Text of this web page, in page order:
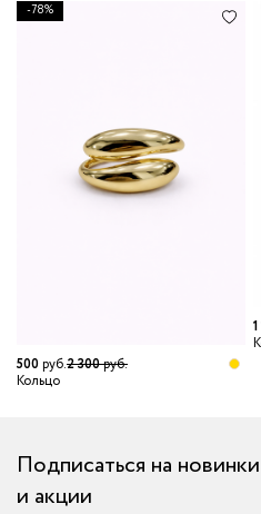
-78%
500руб.2 300руб.
Кольцо
Подписаться на новинки
и акции